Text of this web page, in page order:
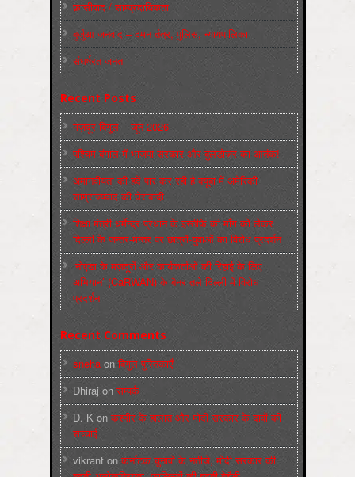
फ़ासीवाद / साम्‍प्रदायिकता
बुर्जुआ जनवाद – दमन तंत्र, पुलिस, न्‍यायपालिका
संघर्षरत जनता
Recent Posts
मज़दूर बिगुल – जून 2026
पश्चिम बंगाल में भाजपा सरकार और बुलडोज़र का आतंक!
अमानवीयता की हदें पार कर रही है क्यूबा में अमेरिकी
साम्राज्यवाद की घेराबन्दी
शिक्षा मंत्री धर्मेन्द्र प्रधान के इस्तीफ़े की माँग को लेकर
दिल्ली के जन्तर-मन्तर पर छात्रों-युवाओं का विरोध प्रदर्शन
‘नोएडा के मज़दूरों और कार्यकर्ताओं की रिहाई के लिए
अभियान’ (CaRWAN) के बैनर तले दिल्ली में विरोध
प्रदर्शन
Recent Comments
sneha on बिगुल पुस्तिकाएँ
Dhiraj on सम्पर्क
D. K on कश्मीर के हालात और मोदी सरकार के दावों की
सच्चाई
vikrant onकर्नाटक चुनावों के नतीजे, मोदी सरकार की